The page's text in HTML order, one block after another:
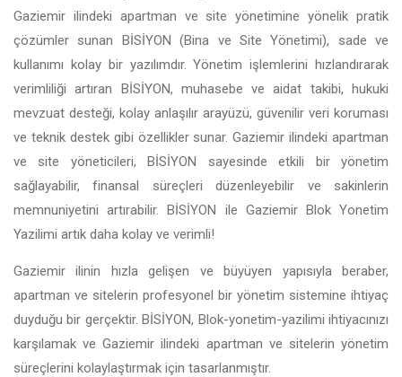
Gaziemir ilindeki apartman ve site yönetimine yönelik pratik
çözümler sunan BİSİYON (Bina ve Site Yönetimi), sade ve
kullanımı kolay bir yazılımdır. Yönetim işlemlerini hızlandırarak
verimliliği artıran BİSİYON, muhasebe ve aidat takibi, hukuki
mevzuat desteği, kolay anlaşılır arayüzü, güvenilir veri koruması
ve teknik destek gibi özellikler sunar. Gaziemir ilindeki apartman
ve site yöneticileri, BİSİYON sayesinde etkili bir yönetim
sağlayabilir, finansal süreçleri düzenleyebilir ve sakinlerin
memnuniyetini artırabilir. BİSİYON ile Gaziemir Blok Yonetim
Yazilimi artık daha kolay ve verimli!
Gaziemir ilinin hızla gelişen ve büyüyen yapısıyla beraber,
apartman ve sitelerin profesyonel bir yönetim sistemine ihtiyaç
duyduğu bir gerçektir. BİSİYON, Blok-yonetim-yazilimi ihtiyacınızı
karşılamak ve Gaziemir ilindeki apartman ve sitelerin yönetim
süreçlerini kolaylaştırmak için tasarlanmıştır.